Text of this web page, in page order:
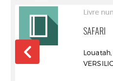
Livre
SAFARI